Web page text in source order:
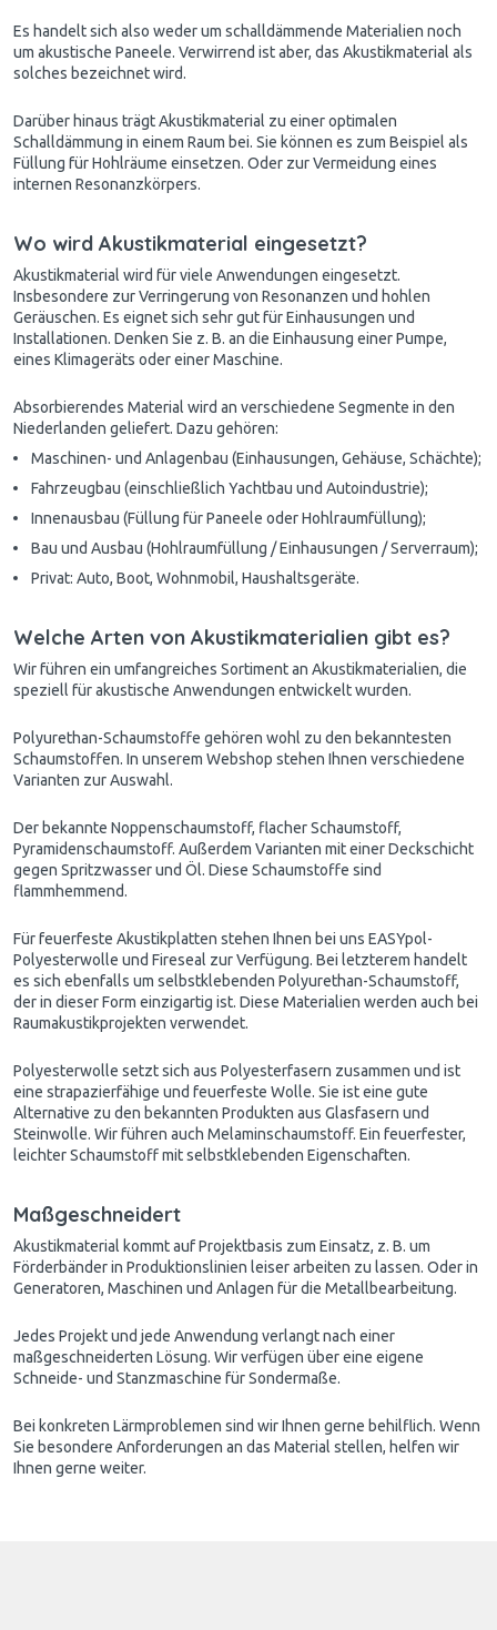
Es handelt sich also weder um schalldämmende Materialien noch
um akustische Paneele. Verwirrend ist aber, das Akustikmaterial als
solches bezeichnet wird.
Darüber hinaus trägt Akustikmaterial zu einer optimalen
Schalldämmung in einem Raum bei. Sie können es zum Beispiel als
Füllung für Hohlräume einsetzen. Oder zur Vermeidung eines
internen Resonanzkörpers.
Wo wird Akustikmaterial eingesetzt?
Akustikmaterial wird für viele Anwendungen eingesetzt.
Insbesondere zur Verringerung von Resonanzen und hohlen
Geräuschen. Es eignet sich sehr gut für Einhausungen und
Installationen. Denken Sie z. B. an die Einhausung einer Pumpe,
eines Klimageräts oder einer Maschine.
Absorbierendes Material wird an verschiedene Segmente in den
Niederlanden geliefert. Dazu gehören:
Maschinen- und Anlagenbau (Einhausungen, Gehäuse, Schächte);
Fahrzeugbau (einschließlich Yachtbau und Autoindustrie);
Innenausbau (Füllung für Paneele oder Hohlraumfüllung);
Bau und Ausbau (Hohlraumfüllung / Einhausungen / Serverraum);
Privat: Auto, Boot, Wohnmobil, Haushaltsgeräte.
Welche Arten von Akustikmaterialien gibt es?
Wir führen ein umfangreiches Sortiment an Akustikmaterialien, die
speziell für akustische Anwendungen entwickelt wurden.
Polyurethan-Schaumstoffe gehören wohl zu den bekanntesten
Schaumstoffen. In unserem Webshop stehen Ihnen verschiedene
Varianten zur Auswahl.
Der bekannte Noppenschaumstoff, flacher Schaumstoff,
Pyramidenschaumstoff. Außerdem Varianten mit einer Deckschicht
gegen Spritzwasser und Öl. Diese Schaumstoffe sind
flammhemmend.
Für feuerfeste Akustikplatten stehen Ihnen bei uns EASYpol-
Polyesterwolle und Fireseal zur Verfügung. Bei letzterem handelt
es sich ebenfalls um selbstklebenden Polyurethan-Schaumstoff,
der in dieser Form einzigartig ist. Diese Materialien werden auch bei
Raumakustikprojekten verwendet.
Polyesterwolle setzt sich aus Polyesterfasern zusammen und ist
eine strapazierfähige und feuerfeste Wolle. Sie ist eine gute
Alternative zu den bekannten Produkten aus Glasfasern und
Steinwolle. Wir führen auch Melaminschaumstoff. Ein feuerfester,
leichter Schaumstoff mit selbstklebenden Eigenschaften.
Maßgeschneidert
Akustikmaterial kommt auf Projektbasis zum Einsatz, z. B. um
Förderbänder in Produktionslinien leiser arbeiten zu lassen. Oder in
Generatoren, Maschinen und Anlagen für die Metallbearbeitung.
Jedes Projekt und jede Anwendung verlangt nach einer
maßgeschneiderten Lösung. Wir verfügen über eine eigene
Schneide- und Stanzmaschine für Sondermaße.
Bei konkreten Lärmproblemen sind wir Ihnen gerne behilflich. Wenn
Sie besondere Anforderungen an das Material stellen, helfen wir
Ihnen gerne weiter.